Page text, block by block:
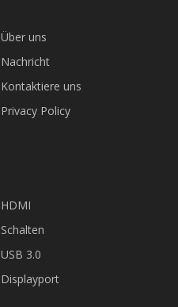
Über uns
Nachricht
Kontaktiere uns
Privacy Policy
HDMI
Schalten
USB 3.0
Displayport